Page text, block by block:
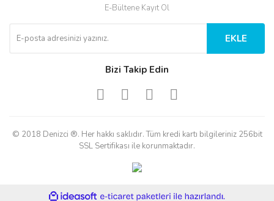
E-Bültene Kayıt Ol
EKLE
Bizi Takip Edin
© 2018 Denizci ®. Her hakkı saklıdır. Tüm kredi kartı bilgileriniz 256bit
SSL Sertifikası ile korunmaktadır.
ideasoft e-